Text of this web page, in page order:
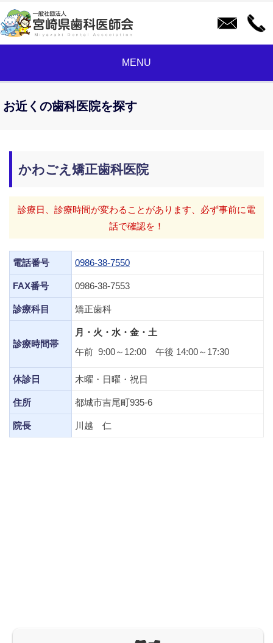
MENU
お近くの歯科医院を探す
かわごえ矯正歯科医院
診療日、診療時間が変わることがあります、必ず事前に電
話で確認を！
電話番号 0986-38-7550
FAX番号 0986-38-7553
診療科目 矯正歯科
診療時間帯
月・火・水・金・土
午前 9:00～12:00 午後 14:00～17:30
休診日 木曜・日曜・祝日
住所 都城市吉尾町935-6
院長 川越 仁